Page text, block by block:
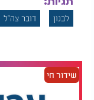
לבנון דובר צה"ל
שידור חי